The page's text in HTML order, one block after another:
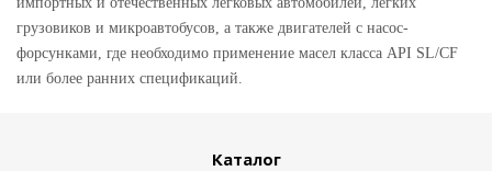
грузовиков и микроавтобусов, а также двигателей с насос-
форсунками, где необходимо применение масел класса API SL/CF
или более ранних спецификаций.
Каталог